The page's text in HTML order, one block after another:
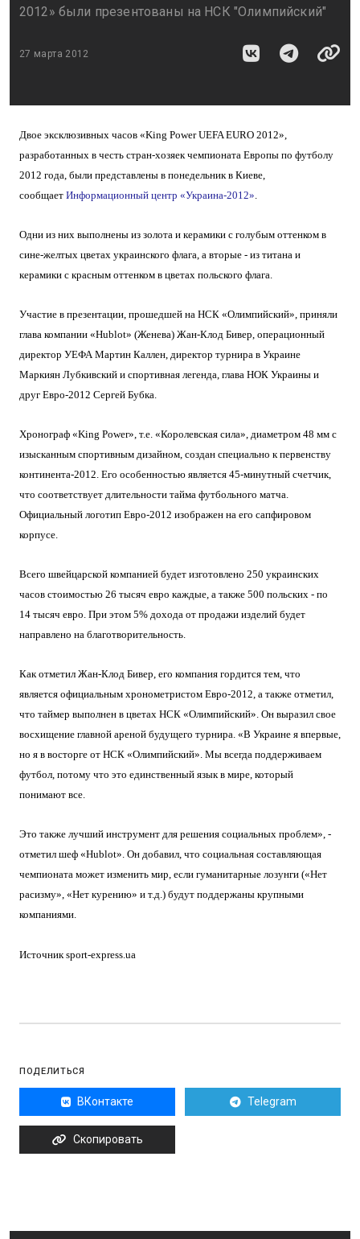
2012» были презентованы на НСК "Олимпийский"
27 марта 2012
Двое эксклюзивных часов «King Power UEFA EURO 2012»,
разработанных в честь стран-хозяек чемпионата Европы по футболу
2012 года, были представлены в понедельник в Киеве,
сообщает Информационный центр «Украина-2012».
Одни из них выполнены из золота и керамики с голубым оттенком в
сине-желтых цветах украинского флага, а вторые - из титана и
керамики с красным оттенком в цветах польского флага.
Участие в презентации, прошедшей на НСК «Олимпийский», приняли
глава компании «Hublot» (Женева) Жан-Клод Бивер, операционный
директор УЕФА Мартин Каллен, директор турнира в Украине
Маркиян Лубкивский и спортивная легенда, глава НОК Украины и
друг Евро-2012 Сергей Бубка.
Хронограф «King Power», т.е. «Королевская сила», диаметром 48 мм с
изысканным спортивным дизайном, создан специально к первенству
континента-2012. Его особенностью является 45-минутный счетчик,
что соответствует длительности тайма футбольного матча.
Официальный логотип Евро-2012 изображен на его сапфировом
корпусе.
Всего швейцарской компанией будет изготовлено 250 украинских
часов стоимостью 26 тысяч евро каждые, а также 500 польских - по
14 тысяч евро. При этом 5% дохода от продажи изделий будет
направлено на благотворительность.
Как отметил Жан-Клод Бивер, его компания гордится тем, что
является официальным хронометристом Евро-2012, а также отметил,
что таймер выполнен в цветах НСК «Олимпийский». Он выразил свое
восхищение главной ареной будущего турнира. «В Украине я впервые,
но я в восторге от НСК «Олимпийский». Мы всегда поддерживаем
футбол, потому что это единственный язык в мире, который
понимают все.
Это также лучший инструмент для решения социальных проблем», -
отметил шеф «Hublot». Он добавил, что социальная составляющая
чемпионата может изменить мир, если гуманитарные лозунги («Нет
расизму», «Нет курению» и т.д.) будут поддержаны крупными
компаниями.
Источник sport-express.ua
ПОДЕЛИТЬСЯ
ВКонтакте Telegram
Скопировать